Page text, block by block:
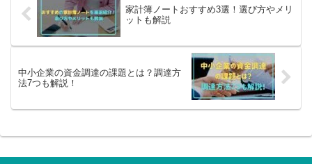
家計簿ノートおすすめ3選！選び方やメリ
ットも解説
中小企業の資金調達の課題とは？調達方
法7つも解説！